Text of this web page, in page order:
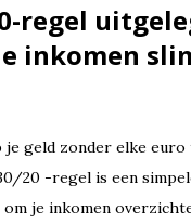
regel
inkomen
geld zonder elke euro
20 -regel is een
je inkomen